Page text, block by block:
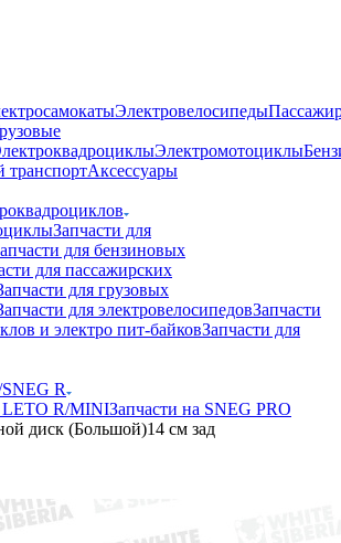
Электровелосипеды
Электромотоциклы
транспортАксессуары
Запчасти для
для бензиновых
для пассажирских
для грузовых
для электровелосипедовЗапчасти
и электро пит-байковЗапчасти для
R
LETO R/MINIЗапчасти на SNEG PRO
диск (Большой)14 см зад